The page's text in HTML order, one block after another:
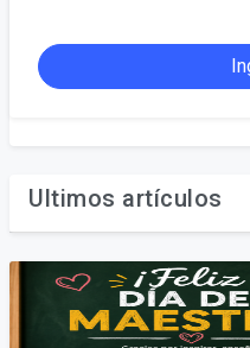
Ultimos artículos